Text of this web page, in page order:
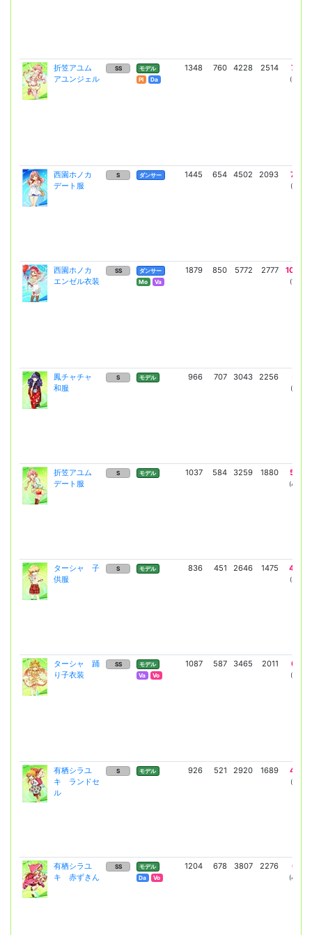
折笠アユム
アユンジェル
SS
モデル
Pl
Da
1348 760 4228 2514 7410
(5409)
西園ホノカ
デート服
S ダンサー 1445 654 4502 2093 7674
(5602)
西園ホノカ
エンゼル衣装
SS
ダンサー
Mo
Va
1879 850 5772 2777 10055
(7340)
鳳チャチャ
和服
S モデル 966 707 3043 2256 5177
(3779)
折笠アユム
デート服
S モデル 1037 584 3259 1880 5547
(4049)
ターシャ 子
供服
S モデル 836 451 2646 1475 4497
(3283)
ターシャ 踊
り子衣装
SS
モデル
Va
Vo
1087 587 3465 2011 6106
(4457)
有栖シラユ
キ ランドセ
ル
S モデル 926 521 2920 1689 4966
(3625)
有栖シラユ
キ 赤ずきん
SS
モデル
Da
Vo
1204 678 3807 2276 6691
(4884)